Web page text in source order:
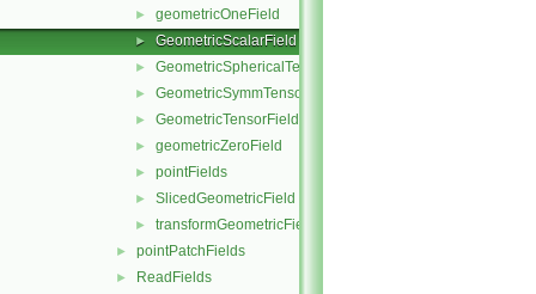
► geometricOneField
► GeometricScalarField
► GeometricSphericalTensorField
► GeometricSymmTensorField
► GeometricTensorField
► geometricZeroField
► pointFields
► SlicedGeometricField
► transformGeometricField
► pointPatchFields
► ReadFields